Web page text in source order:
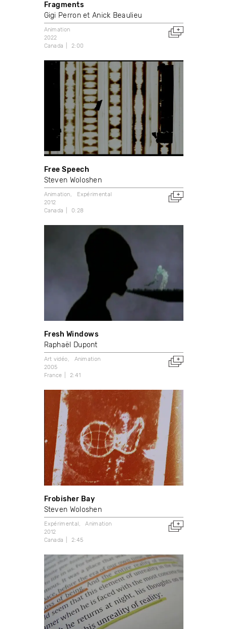
Fragments
Gigi Perron et Anick Beaulieu
Animation
2022
Canada
2:00
Free Speech
Steven Woloshen
Animation
Expérimental
2012
Canada
0:28
Fresh Windows
Raphaël Dupont
Art vidéo
Animation
2005
France
2:41
Frobisher Bay
Steven Woloshen
Expérimental
Animation
2012
Canada
2:45